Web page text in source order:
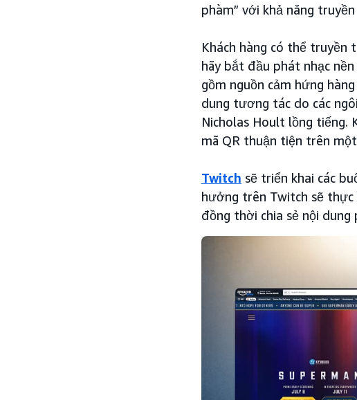
phàm” với khả năng
Khách hàng có thể truyền
hãy bắt đầu phát nhạc nền
gồm nguồn cảm hứng
dung tương tác do các
Nicholas Hoult lồng tiếng.
mã QR thuận tiện trên
Twitch sẽ triển khai các
hưởng trên Twitch sẽ thực
đồng thời chia sẻ nội dung